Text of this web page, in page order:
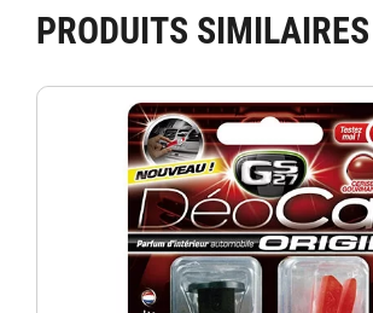
PRODUITS SIMILAIRES